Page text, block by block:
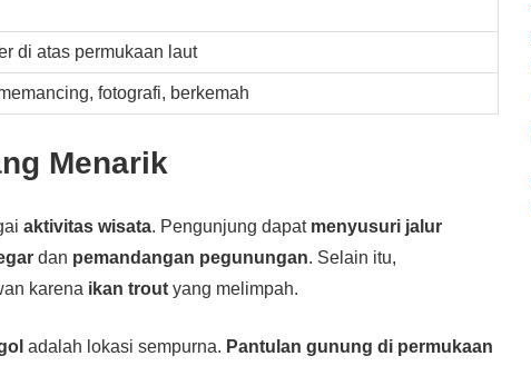
di atas permukaan laut
fotografi, berkemah
Menarik
aktivitas wisata. Pengunjung dapat menyusuri jalur
dan pemandangan pegunungan. Selain itu,
karena ikan trout yang melimpah.
adalah lokasi sempurna. Pantulan gunung di permukaan